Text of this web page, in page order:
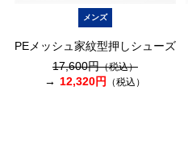
メンズ
PEメッシュ家紋型押しシューズ
17,600円（税込）
12,320円 （税込）